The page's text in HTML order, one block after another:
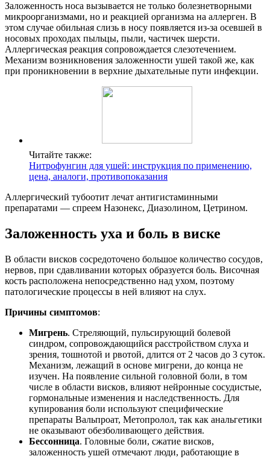
Заложенность носа вызывается не только болезнетворными
микроорганизмами, но и реакцией организма на аллерген. В
этом случае обильная слизь в носу появляется из-за осевшей в
носовых проходах пыльцы, пыли, частичек шерсти.
Аллергическая реакция сопровождается слезотечением.
Механизм возникновения заложенности ушей такой же, как
при проникновении в верхние дыхательные пути инфекции.
Читайте также:
Нитрофунгин для ушей: инструкция по применению,
цена, аналоги, противопоказания
Аллергический тубоотит лечат антигистаминными
препаратами — спреем Назонекс, Диазолином, Цетрином.
Заложенность уха и боль в виске
В области висков сосредоточено большое количество сосудов,
нервов, при сдавливании которых образуется боль. Височная
кость расположена непосредственно над ухом, поэтому
патологические процессы в ней влияют на слух.
Причины симптомов:
Мигрень. Стреляющий, пульсирующий болевой
синдром, сопровождающийся расстройством слуха и
зрения, тошнотой и рвотой, длится от 2 часов до 3 суток.
Механизм, лежащий в основе мигрени, до конца не
изучен. На появление сильной головной боли, в том
числе в области висков, влияют нейронные сосудистые,
гормональные изменения и наследственность. Для
купирования боли используют специфические
препараты Вальпроат, Метопролол, так как анальгетики
не оказывают обезболивающего действия.
Бессонница. Головные боли, сжатие висков,
заложенность ушей отмечают люди, работающие в